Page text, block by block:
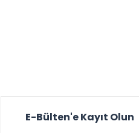
E-Bülten'e Kayıt Olun